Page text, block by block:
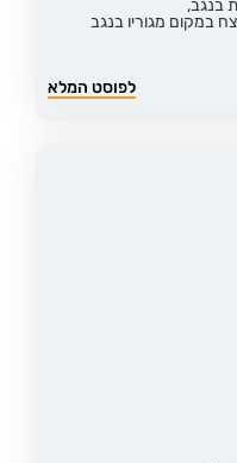
בנגב,
במקום מגוריו בנגב
לפוסט המלא